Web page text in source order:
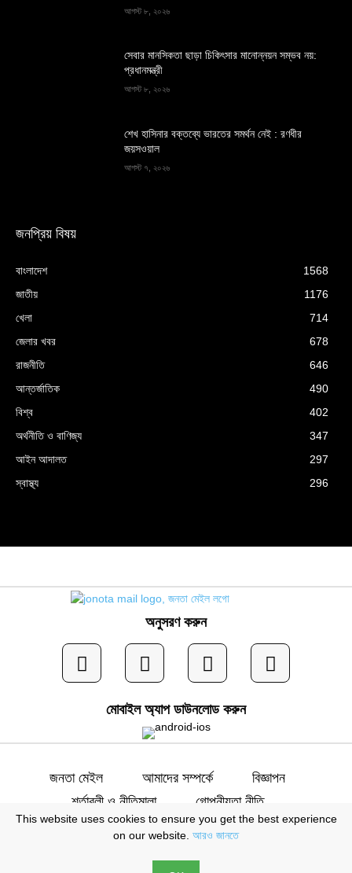
আগস্ট ৮, ২০২৬
সেবার মানসিকতা ছাড়া চিকিৎসার মানোন্নয়ন সম্ভব নয়:
প্রধানমন্ত্রী
আগস্ট ৮, ২০২৬
শেখ হাসিনার বক্তব্যে ভারতের সমর্থন নেই : রণধীর
জয়সওয়াল
আগস্ট ৭, ২০২৬
জনপ্রিয় বিষয়
বাংলাদেশ
1568
জাতীয়
1176
খেলা
714
জেলার খবর
678
রাজনীতি
646
আন্তর্জাতিক
490
বিশ্ব
402
অর্থনীতি ও বাণিজ্য
347
আইন আদালত
297
স্বাস্থ্য
296
অনুসরণ করুন
মোবাইল অ্যাপ ডাউনলোড করুন
জনতা মেইল আমাদের সম্পর্কে
বিজ্ঞাপন
শর্তাবলী ও নীতিমালা
গোপনীয়তা নীতি
যোগাযোগ
This website uses cookies to ensure you get the best experience
on our website. আরও জানতে